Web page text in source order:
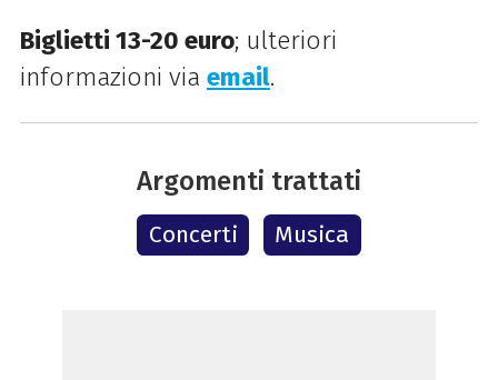
Biglietti 13-20 euro; ulteriori
informazioni via email.
Argomenti trattati
Concerti Musica